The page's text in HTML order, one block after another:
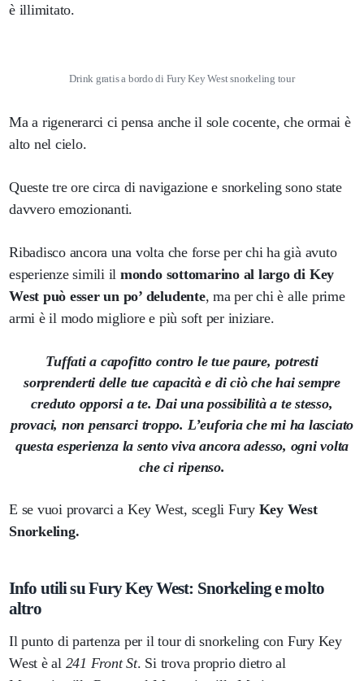
è illimitato.
Drink gratis a bordo di Fury Key West snorkeling tour
Ma a rigenerarci ci pensa anche il sole cocente, che ormai è
alto nel cielo.
Queste tre ore circa di navigazione e snorkeling sono state
davvero emozionanti.
Ribadisco ancora una volta che forse per chi ha già avuto
esperienze simili il mondo sottomarino al largo di Key
West può esser un po’ deludente, ma per chi è alle prime
armi è il modo migliore e più soft per iniziare.
Tuffati a capofitto contro le tue paure, potresti
sorprenderti delle tue capacità e di ciò che hai sempre
creduto opporsi a te. Dai una possibilità a te stesso,
provaci, non pensarci troppo. L’euforia che mi ha lasciato
questa esperienza la sento viva ancora adesso, ogni volta
che ci ripenso.
E se vuoi provarci a Key West, scegli Fury Key West
Snorkeling.
Info utili su Fury Key West: Snorkeling e molto
altro
Il punto di partenza per il tour di snorkeling con Fury Key
West è al 241 Front St. Si trova proprio dietro al